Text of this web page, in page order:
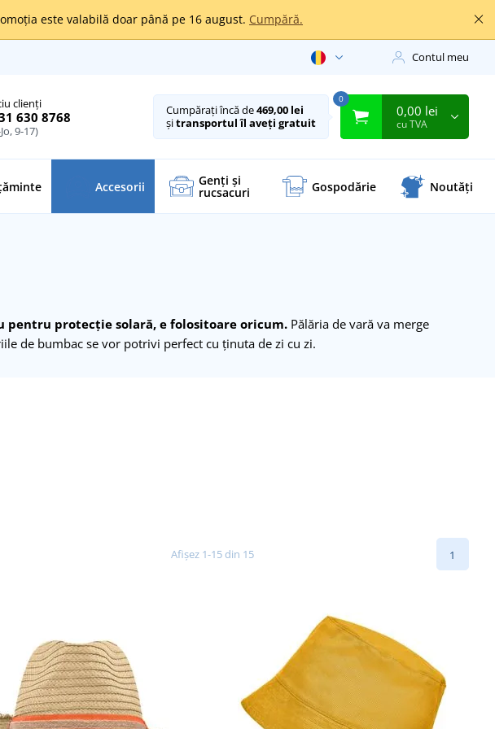
este valabilă doar până pe 16 august. Cumpără.
Contul meu
clienți
630 8768
9-17)
Cumpărați încă de469,00 lei
șitransportul îl aveți gratuit
0
0,00 lei
cu TVA
Accesorii Genți și
rucsacuri Gospodărie Noutăți
pentru protecție solară, e folositoare oricum. Pălăria de vară va merge
de bumbac se vor potrivi perfect cu ținuta de zi cu zi.
Afișez 1-15 din 15 1